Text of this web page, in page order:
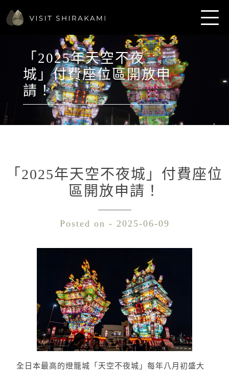
「2025年天空不夜
城」付費座位區開放申
請！
「2025年天空不夜城」付費座位
區開放申請！
Posted on - 2025-06-09
全日本最高的燈籠城「天空不夜城」每年八月初盛大